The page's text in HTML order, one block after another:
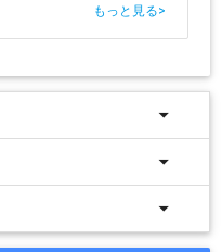
もっと見る>
arrow_drop_down
arrow_drop_down
arrow_drop_down